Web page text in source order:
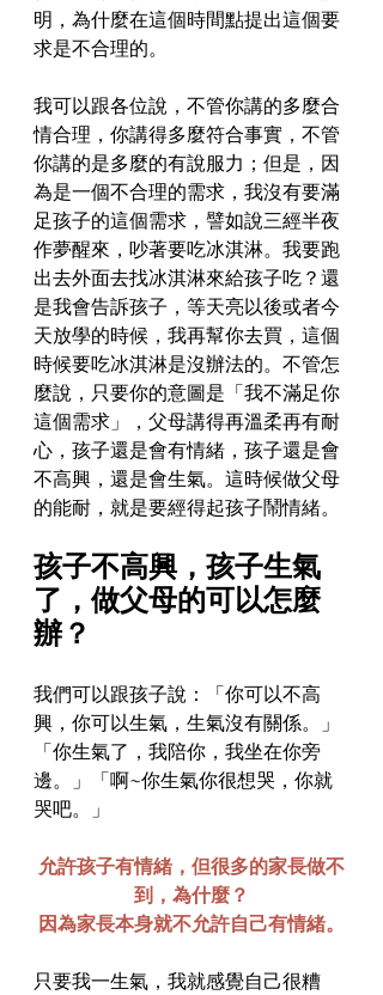
明，為什麼在這個時間點提出這個要
求是不合理的。
我可以跟各位說，不管你講的多麼合
情合理，你講得多麼符合事實，不管
你講的是多麼的有說服力；但是，因
為是一個不合理的需求，我沒有要滿
足孩子的這個需求，譬如說三經半夜
作夢醒來，吵著要吃冰淇淋。我要跑
出去外面去找冰淇淋來給孩子吃？還
是我會告訴孩子，等天亮以後或者今
天放學的時候，我再幫你去買，這個
時候要吃冰淇淋是沒辦法的。不管怎
麼說，只要你的意圖是「我不滿足你
這個需求」，父母講得再溫柔再有耐
心，孩子還是會有情緒，孩子還是會
不高興，還是會生氣。這時候做父母
的能耐，就是要經得起孩子鬧情緒。
孩子不高興，孩子生氣
了，做父母的可以怎麼
辦？
我們可以跟孩子說：「你可以不高
興，你可以生氣，生氣沒有關係。」
「你生氣了，我陪你，我坐在你旁
邊。」「啊~你生氣你很想哭，你就
哭吧。」
允許孩子有情緒，但很多的家長做不
到，為什麼？
因為家長本身就不允許自己有情緒。
只要我一生氣，我就感覺自己很糟